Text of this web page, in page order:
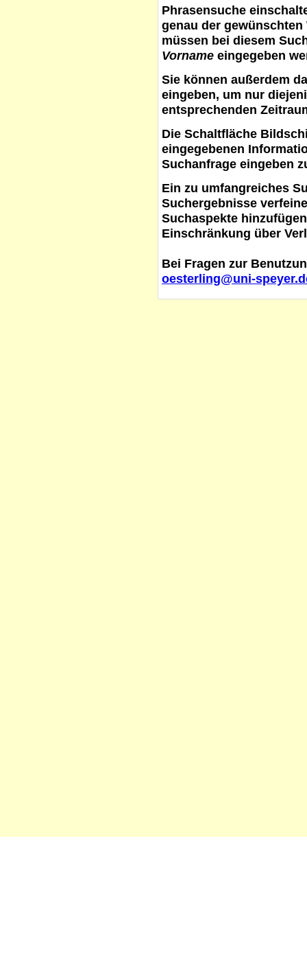
Phrasensuche
genau der
müssen bei diesem
Vorname eingegeben
Sie können außerdem
eingeben, um nur
entsprechenden
Die Schaltfläche
eingegebenen
Suchanfrage eingeben
Ein zu umfangreiches
Suchergebnisse
Suchaspekte
Einschränkung über
Bei Fragen zur
oesterling@uni-